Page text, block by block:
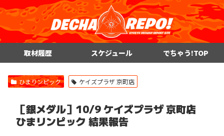
取材履歴 スケジュール でちゃう!TOP
ひまりンピック ケイズプラザ 京町店
［銀メダル］10/9 ケイズプラザ 京町店
ひまリンピック 結果報告